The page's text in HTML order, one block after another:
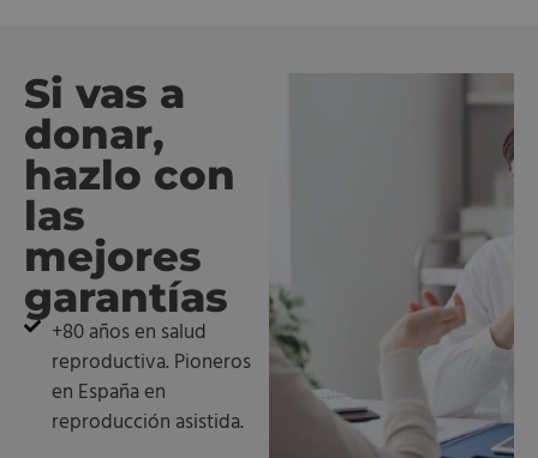
Si vas a
donar,
hazlo con
las
mejores
garantías
+80 años en salud
reproductiva. Pioneros
en España en
reproducción asistida.